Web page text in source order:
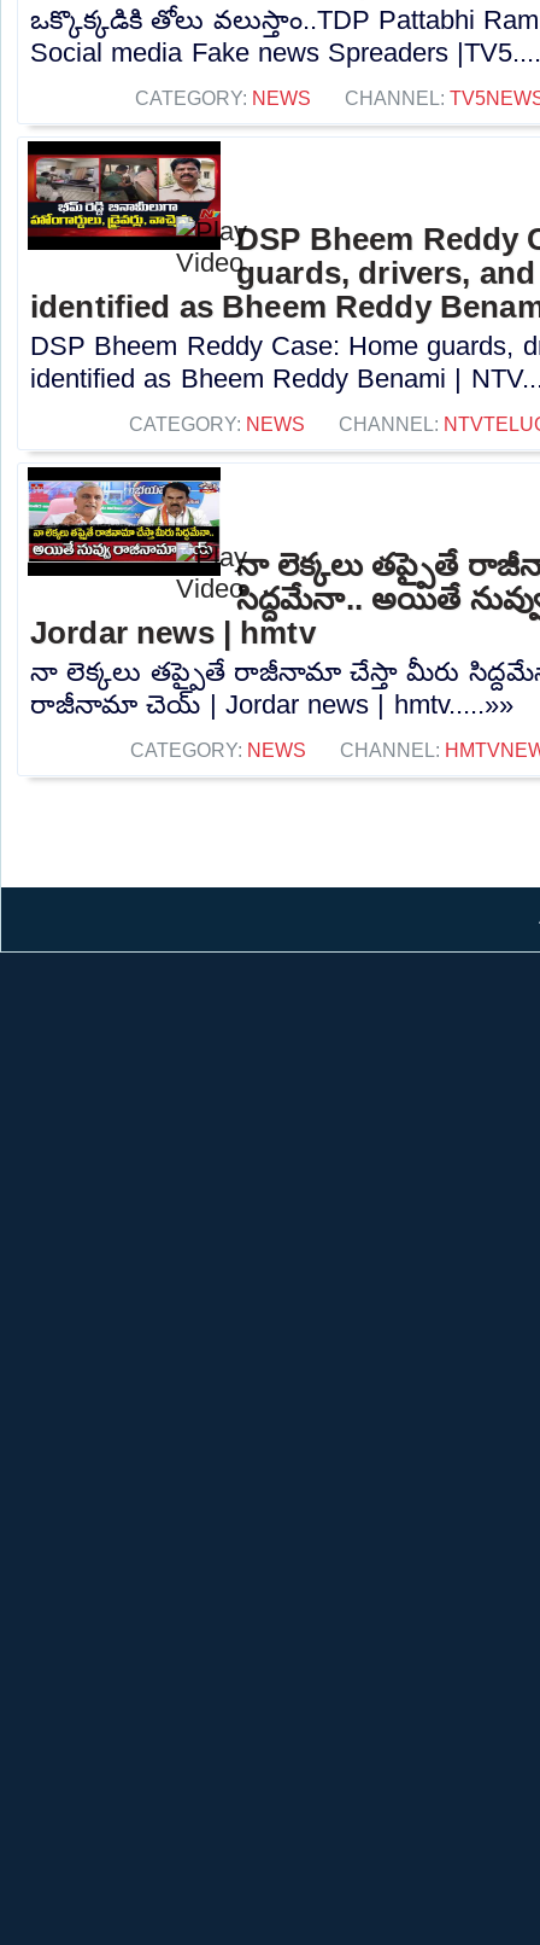
ఒక్కొక్కడికి తోలు వలుస్తాం..TDP Pattabhi
Social media Fake news Spreaders
CATEGORY: NEWS CHANNEL:
DSP Bheem Reddy
guards, drivers,
identified as Bheem Reddy
DSP Bheem Reddy Case: Home guards,
identified as Bheem Reddy Benami |
CATEGORY: NEWS CHANNEL:
నా లెక్కలు తప్పైతే
సిద్దమేనా.. అయితే
Jordar news | hmtv
నా లెక్కలు తప్పైతే రాజీనామా చేస్తా మీరు
రాజీనామా చెయ్ | Jordar news | hmtv.....»»
CATEGORY: NEWS CHANNEL: